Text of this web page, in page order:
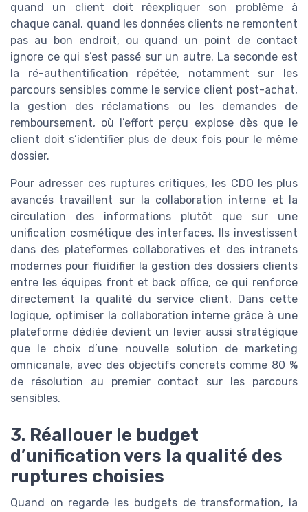
quand un client doit réexpliquer son problème à
chaque canal, quand les données clients ne remontent
pas au bon endroit, ou quand un point de contact
ignore ce qui s’est passé sur un autre. La seconde est
la ré-authentification répétée, notamment sur les
parcours sensibles comme le service client post-achat,
la gestion des réclamations ou les demandes de
remboursement, où l’effort perçu explose dès que le
client doit s’identifier plus de deux fois pour le même
dossier.
Pour adresser ces ruptures critiques, les CDO les plus
avancés travaillent sur la collaboration interne et la
circulation des informations plutôt que sur une
unification cosmétique des interfaces. Ils investissent
dans des plateformes collaboratives et des intranets
modernes pour fluidifier la gestion des dossiers clients
entre les équipes front et back office, ce qui renforce
directement la qualité du service client. Dans cette
logique, optimiser la collaboration interne grâce à une
plateforme dédiée devient un levier aussi stratégique
que le choix d’une nouvelle solution de marketing
omnicanale, avec des objectifs concrets comme 80 %
de résolution au premier contact sur les parcours
sensibles.
3. Réallouer le budget
d’unification vers la qualité des
ruptures choisies
Quand on regarde les budgets de transformation, la